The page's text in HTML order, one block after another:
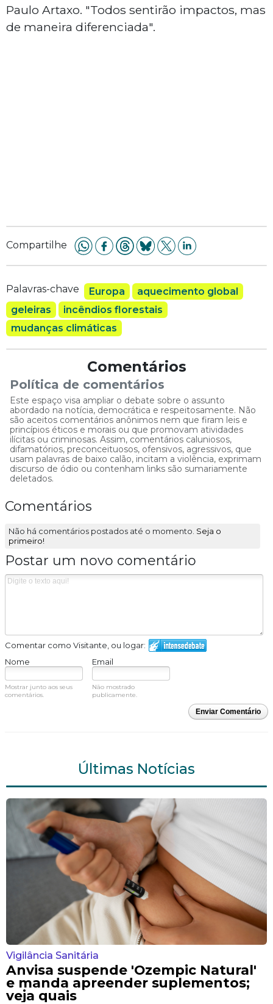
Paulo Artaxo. "Todos sentirão impactos, mas
de maneira diferenciada".
Compartilhe
Palavras-chave Europa
aquecimento global
geleiras
incêndios florestais
mudanças climáticas
Comentários
Política de comentários
Este espaço visa ampliar o debate sobre o assunto
abordado na notícia, democrática e respeitosamente. Não
são aceitos comentários anônimos nem que firam leis e
princípios éticos e morais ou que promovam atividades
ilícitas ou criminosas. Assim, comentários caluniosos,
difamatórios, preconceituosos, ofensivos, agressivos, que
usam palavras de baixo calão, incitam a violência, exprimam
discurso de ódio ou contenham links são sumariamente
deletados.
Comentários
Não há comentários postados até o momento. Seja o
primeiro!
Postar um novo comentário
Comentar como Visitante, ou logar:
Nome
Email
Mostrar junto aos seus
comentários.
Não mostrado
publicamente.
Enviar Comentário
Últimas Notícias
Vigilância Sanitária
Anvisa suspende 'Ozempic Natural'
e manda apreender suplementos;
veja quais